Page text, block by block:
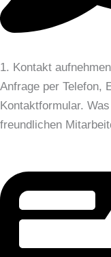
1. Kontakt aufnehmen
Anfrage per Telefon,
Kontaktformular.
freundlichen